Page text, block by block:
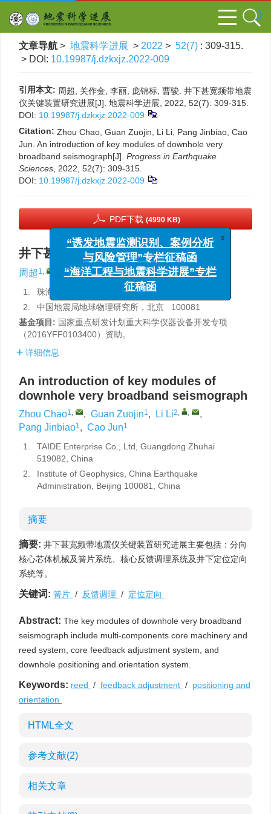
文章导航 > 地震科学进展 > 2022 > 52(7) : 309-315.
> DOI: 10.19987/j.dzkxjz.2022-009
引用本文: 周超, 关作金, 李丽, 庞锦标, 曹骏. 井下甚宽频带地震
仪关键装置研究进展[J]. 地震科学进展, 2022, 52(7): 309-315.
DOI: 10.19987/j.dzkxjz.2022-009
Citation: Zhou Chao, Guan Zuojin, Li Li, Pang Jinbiao, Cao
Jun. An introduction of key modules of downhole very
broadband seismograph[J]. Progress in Earthquake
Sciences , 2022, 52(7): 309-315.
DOI: 10.19987/j.dzkxjz.2022-009
PDF下载 (4990 KB)
井下甚宽频带地震仪关键装置研究进展
周超 1, 关作金1, 李丽2, , , 庞锦标1, 曹骏1
1.
珠海市泰德企业有限公司，广东珠海 519082
2.
中国地震局地球物理研究所，北京 100081
基金项目: 国家重点研发计划重大科学仪器设备开发专项
（2016YFF0103400）资助。
详细信息
An introduction of key modules of
downhole very broadband seismograph
Zhou Chao1, , Guan Zuojin1, Li Li2, ,
,
Pang Jinbiao1, Cao Jun1
1.
TAIDE Enterprise Co., Ltd, Guangdong Zhuhai
519082, China
2.
Institute of Geophysics, China Earthquake
Administration, Beijing 100081, China
摘要
摘要: 井下甚宽频带地震仪关键装置研究进展主要包括：分向
核心芯体机械及簧片系统、核心反馈调理系统及井下定位定向
系统等。
关键词: 簧片 / 反馈调理 / 定位定向
Abstract: The key modules of downhole very broadband
seismograph include multi-components core machinery and
reed system, core feedback adjustment system, and
downhole positioning and orientation system.
Keywords: reed / feedback adjustment / positioning and
orientation
HTML全文
参考文献(2)
相关文章
x
“诱发地震监测识别、案例分析
与风险管理”专栏征稿函
“海洋工程与地震科学进展”专栏
征稿函